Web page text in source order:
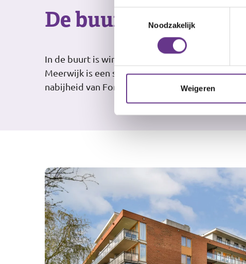
Noodzakelijk
Weigeren
De buurt
In de buurt is winkelcentrum Schalkwijk. In het
Meerwijk is een supermarkt, een drogist en
nabijheid van Fort Meerwijk is een groot park